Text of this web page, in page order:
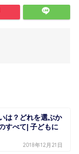
は？どれを選ぶか
すべて| 子どもに
2018年12月21日